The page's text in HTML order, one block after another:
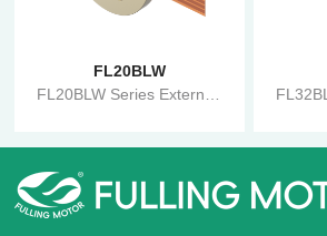
FL20BLW
FL20BLW Series External Rotor Brushless Motor